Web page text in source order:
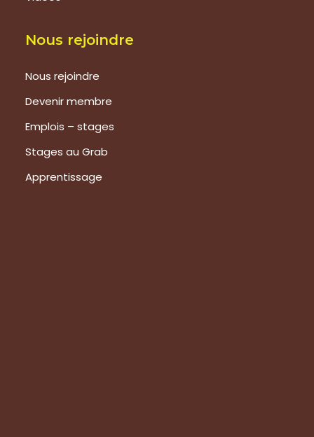
Nous rejoindre
Nous rejoindre
Devenir membre
Emplois – stages
Stages au Grab
Apprentissage